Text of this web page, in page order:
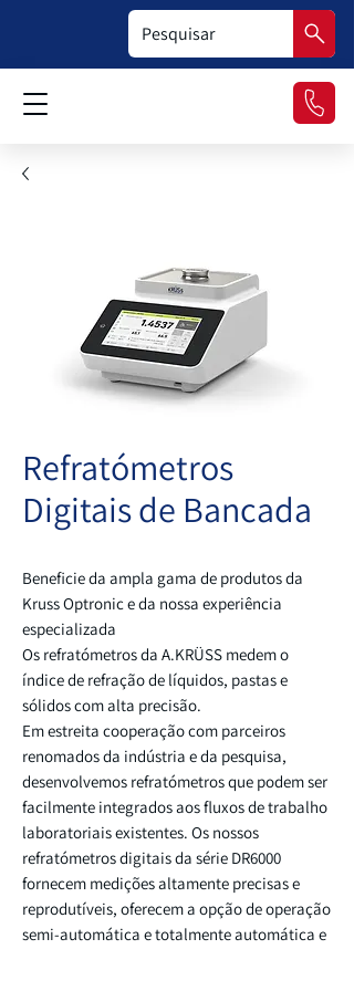
Refratómetros
Digitais de Bancada
Beneficie da ampla gama de produtos da
Kruss Optronic e da nossa experiência
especializada
Os refratómetros da A.KRÜSS medem o
índice de refração de líquidos, pastas e
sólidos com alta precisão.
Em estreita cooperação com parceiros
renomados da indústria e da pesquisa,
desenvolvemos refratómetros que podem ser
facilmente integrados aos fluxos de trabalho
laboratoriais existentes. Os nossos
refratómetros digitais da série DR6000
fornecem medições altamente precisas e
reprodutíveis, oferecem a opção de operação
semi-automática e totalmente automática e